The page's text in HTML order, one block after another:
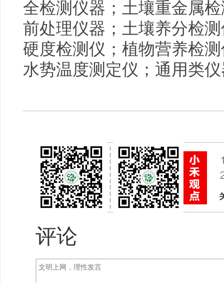
全检测仪器；土壤重金属
前处理仪器；土壤养分检
硬度检测仪；植物营养检
水势温度测定仪；通用类
评论